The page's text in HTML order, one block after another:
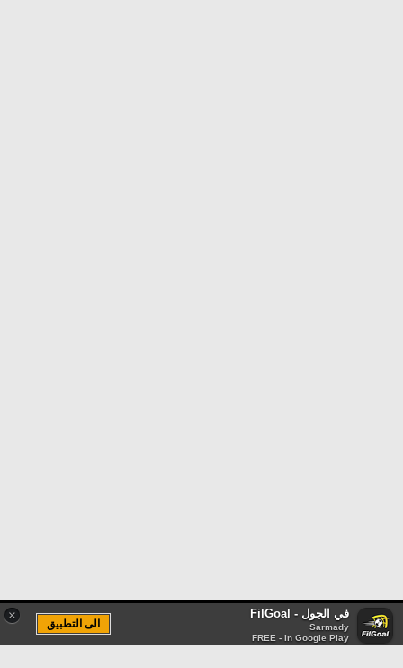
× في الجول - FilGoal
Sarmady
FREE - In Google Play
الى التطبيق